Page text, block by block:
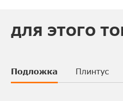
ДЛЯ ЭТОГО
Подложка Плинтус